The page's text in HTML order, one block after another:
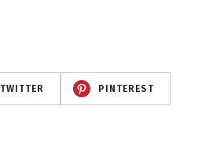
TWITTER PINTEREST